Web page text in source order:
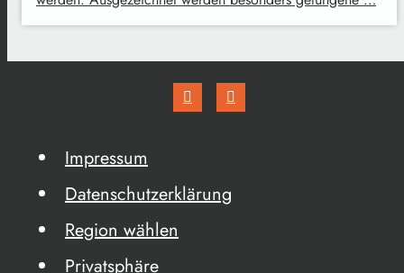
Impressum
Datenschutzerklärung
Region wählen
Privatsphäre